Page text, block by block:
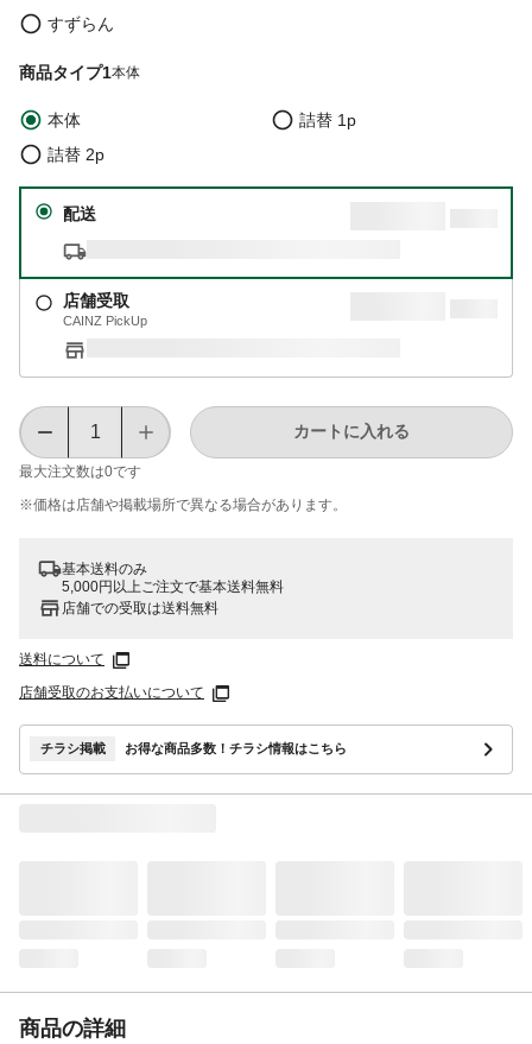
すずらん
商品タイプ1本体
本体
詰替 1p
詰替 2p
配送
店舗受取
CAINZ PickUp
最大注文数は0です
カートに入れる
※価格は​店舗や​掲載場所で​異なる​場合が​あります。
基本送料のみ
5,000円以上ご注文で基本送料無料
店舗での受取は送料無料
送料について
店舗受取のお支払いについて
チラシ掲載 お得な商品多数！チラシ情報はこちら
商品の詳細